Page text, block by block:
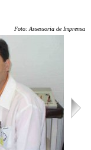
Foto: Assessoria de Imprensa/